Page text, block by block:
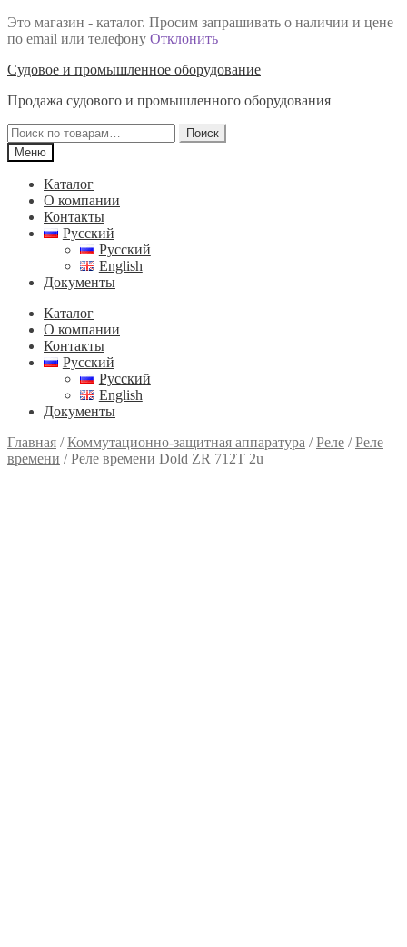
Это магазин - каталог. Просим запрашивать о наличии и цене
по email или телефону Отклонить
Перейти
навигации
Перейти
содержимому
Судовое и промышленное оборудование
Продажа судового и промышленного оборудования
Искать:
Поиск
Меню
Каталог
О компании
Контакты
Русский
Русский
English
Документы
Каталог
О компании
Контакты
Русский
Русский
English
Документы
Главная /Коммутационно-защитная аппаратура /Реле /Реле
времени /Реле времени Dold ZR 712T 2u